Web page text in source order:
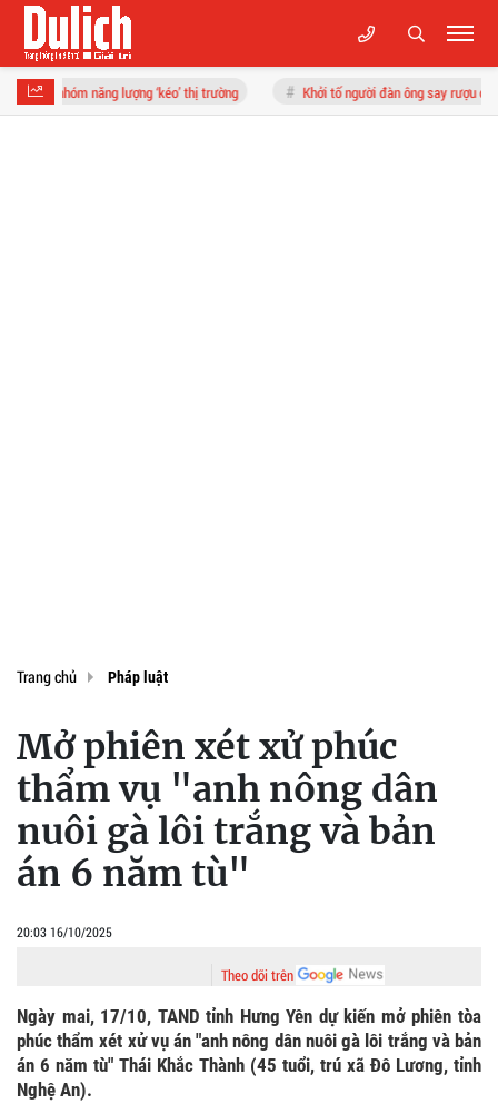
‘kéo’ thị trường Khởi tố người đàn ông say rượu đi bộ ngược chiều gây
Trang chủ Pháp luật
Mở phiên xét xử phúc
thẩm vụ "anh nông dân
nuôi gà lôi trắng và bản
án 6 năm tù"
20:03 16/10/2025
Theo dõi trên
Ngày mai, 17/10, TAND tỉnh Hưng Yên dự kiến mở phiên tòa
phúc thẩm xét xử vụ án "anh nông dân nuôi gà lôi trắng và bản
án 6 năm tù" Thái Khắc Thành (45 tuổi, trú xã Đô Lương, tỉnh
Nghệ An).